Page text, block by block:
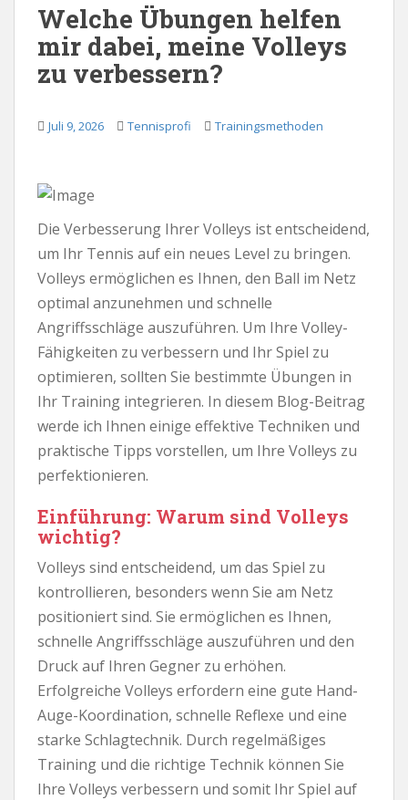
Welche Übungen helfen
mir dabei, meine Volleys
zu verbessern?
Juli 9, 2026 Tennisprofi Trainingsmethoden
Die Verbesserung Ihrer Volleys ist entscheidend,
um Ihr Tennis auf ein neues Level zu bringen.
Volleys ermöglichen es Ihnen, den Ball im Netz
optimal anzunehmen und schnelle
Angriffsschläge auszuführen. Um Ihre Volley-
Fähigkeiten zu verbessern und Ihr Spiel zu
optimieren, sollten Sie bestimmte Übungen in
Ihr Training integrieren. In diesem Blog-Beitrag
werde ich Ihnen einige effektive Techniken und
praktische Tipps vorstellen, um Ihre Volleys zu
perfektionieren.
Einführung: Warum sind Volleys
wichtig?
Volleys sind entscheidend, um das Spiel zu
kontrollieren, besonders wenn Sie am Netz
positioniert sind. Sie ermöglichen es Ihnen,
schnelle Angriffsschläge auszuführen und den
Druck auf Ihren Gegner zu erhöhen.
Erfolgreiche Volleys erfordern eine gute Hand-
Auge-Koordination, schnelle Reflexe und eine
starke Schlagtechnik. Durch regelmäßiges
Training und die richtige Technik können Sie
Ihre Volleys verbessern und somit Ihr Spiel auf